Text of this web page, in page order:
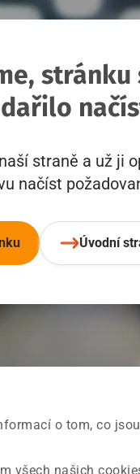
o tom, co
všech našich
stránku
straně a už ji
načíst
Úvodní